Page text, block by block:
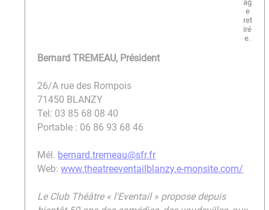
Bernard TREMEAU, Président
26/A rue des Rompois
71450 BLANZY
Tel: 03 85 68 08 40
Portable : 06 86 93 68 46
Mél. bernard.tremeau@sfr.fr
Web:www.theatreeventailblanzy.e-monsite.com/
Le Club Théâtre « l'Eventail » propose depuis